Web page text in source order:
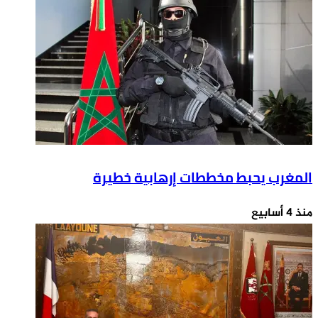
المغرب يحبط مخططات إرهابية خطيرة
منذ 4 أسابيع